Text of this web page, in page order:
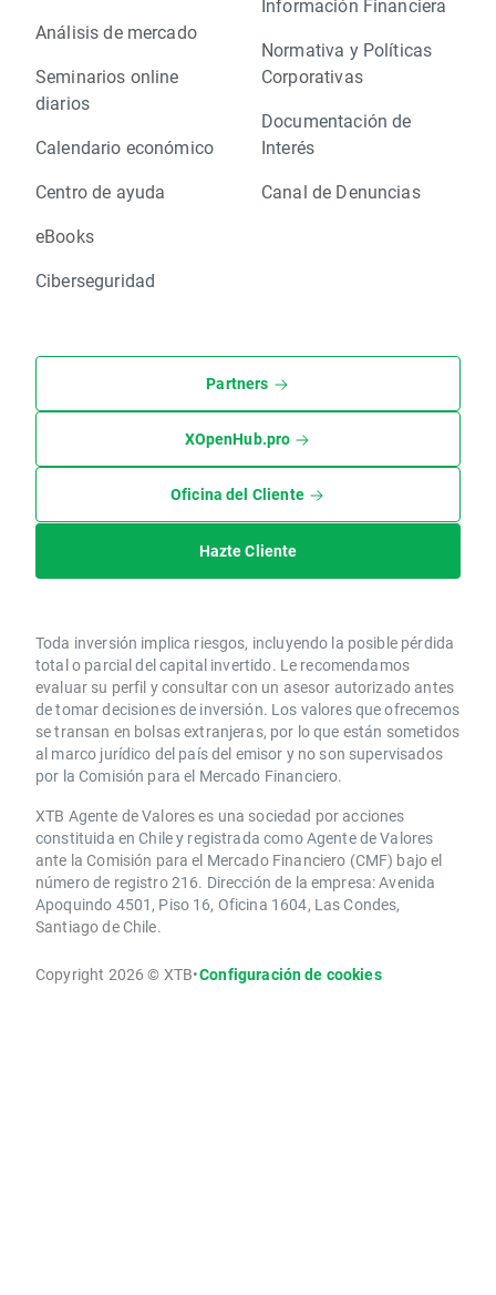
Análisis de mercado
Seminarios online
diarios
Calendario económico
Centro de ayuda
eBooks
Ciberseguridad
Información Financiera
Normativa y Políticas
Corporativas
Documentación de
Interés
Canal de Denuncias
Partners
XOpenHub.pro
Oficina del Cliente
Hazte Cliente
Toda inversión implica riesgos, incluyendo la posible pérdida
total o parcial del capital invertido. Le recomendamos
evaluar su perfil y consultar con un asesor autorizado antes
de tomar decisiones de inversión. Los valores que ofrecemos
se transan en bolsas extranjeras, por lo que están sometidos
al marco jurídico del país del emisor y no son supervisados
por la Comisión para el Mercado Financiero.
XTB Agente de Valores es una sociedad por acciones
constituida en Chile y registrada como Agente de Valores
ante la Comisión para el Mercado Financiero (CMF) bajo el
número de registro 216. Dirección de la empresa: Avenida
Apoquindo 4501, Piso 16, Oficina 1604, Las Condes,
Santiago de Chile.
Copyright 2026 © XTB•Configuración de cookies